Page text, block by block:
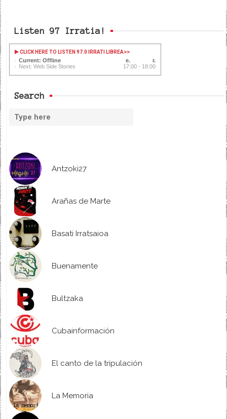
Listen 97 Irratia!
CLICK HERE TO LISTEN 97.0 IRRATI LIBREA>>
Current: Offline
Next: Web Side Stories
17:00 - 18:00
Search
Antzoki27
Arañas de Marte
Basati Irratsaioa
Buenamente
Bultzaka
Cubainformación
El canto de la tripulación
La Memoria